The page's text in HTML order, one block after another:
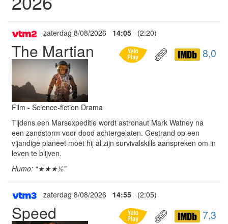
zaterdag 8/08/2026 14:05 (2:20)
The Martian 8,0
Film - Science-fiction Drama
Tijdens een Marsexpeditie wordt astronaut Mark Watney na
een zandstorm voor dood achtergelaten. Gestrand op een
vijandige planeet moet hij al zijn survivalskills aanspreken om in
leven te blijven.
Humo: “★★★½”
zaterdag 8/08/2026 14:55 (2:05)
Speed 7,3